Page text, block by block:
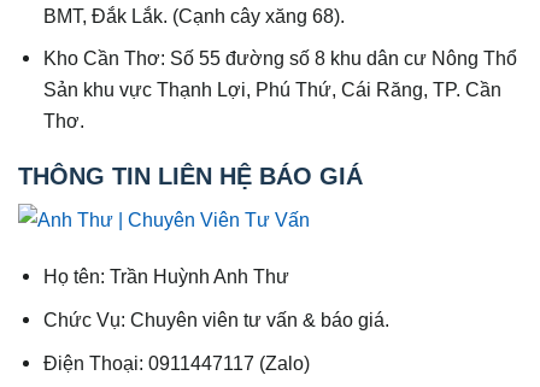
BMT, Đắk Lắk. (Cạnh cây xăng 68).
Kho Cần Thơ: Số 55 đường số 8 khu dân cư Nông Thổ
Sản khu vực Thạnh Lợi, Phú Thứ, Cái Răng, TP. Cần
Thơ.
THÔNG TIN LIÊN HỆ BÁO GIÁ
Họ tên: Trần Huỳnh Anh Thư
Chức Vụ: Chuyên viên tư vấn & báo giá.
Điện Thoại: 0911447117 (Zalo)